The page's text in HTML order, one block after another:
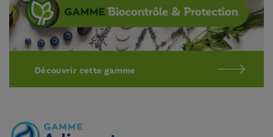
Découvrir cette gamme